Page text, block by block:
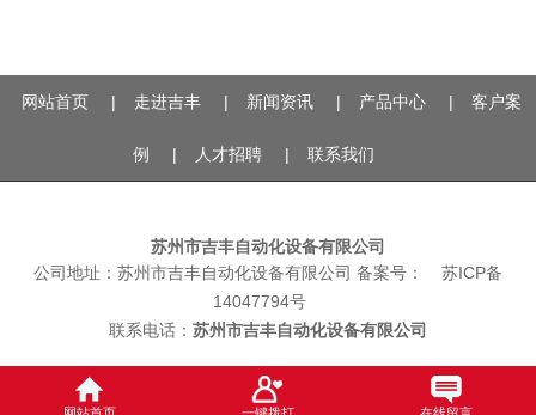
网站首页 | 走进吉丰 | 新闻资讯 | 产品中心 | 客户案
例 | 人才招聘 | 联系我们
苏州市吉丰自动化设备有限公司
公司地址： 苏州市吉丰自动化设备有限公司 备案号：
苏ICP备
14047794号
联系电话： 苏州市吉丰自动化设备有限公司